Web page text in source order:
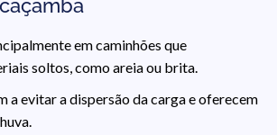
em caminhões que
soltos, como areia ou brita.
a evitar a dispersão da carga e oferecem